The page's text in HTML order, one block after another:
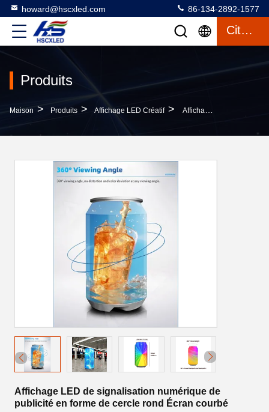
howard@hscxled.com 86-134-2892-1577
Citation
Produits
Maison > Produits > Affichage LED Créatif > Affichage LED De Signalisation Numérique De Publicité En Forme De Cercle Rond Écran Courbé
Affichage LED de signalisation numérique de
publicité en forme de cercle rond Écran courbé